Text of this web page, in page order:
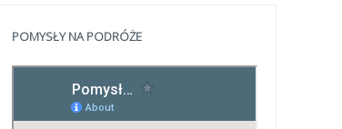
POMYSŁY NA PODRÓŻE